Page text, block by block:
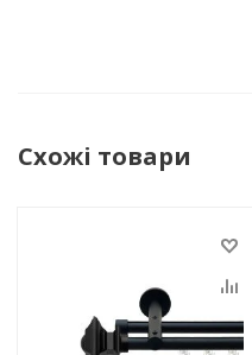
Схожі товари